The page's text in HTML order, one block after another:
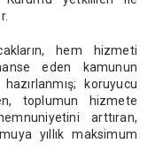
hem hizmeti
eden kamunun
koruyucu
toplumun hizmete
arttıran,
yıllık maksimum